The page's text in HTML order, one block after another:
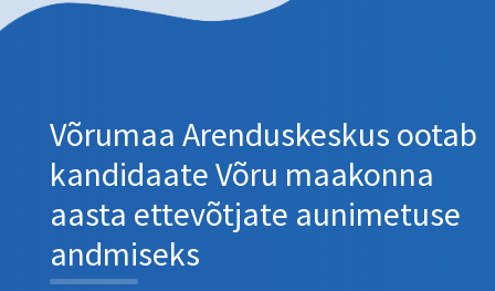
Võrumaa Arenduskeskus ootab
kandidaate Võru maakonna
aasta ettevõtjate aunimetuse
andmiseks